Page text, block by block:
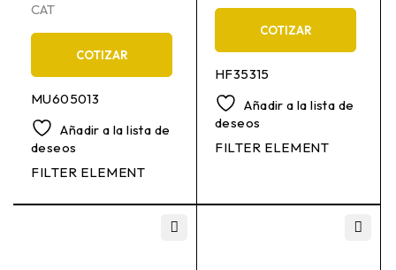
CAT
COTIZAR
MU605013
Añadir a la lista de
deseos
FILTER ELEMENT
COTIZAR
HF35315
Añadir a la lista de
deseos
FILTER ELEMENT